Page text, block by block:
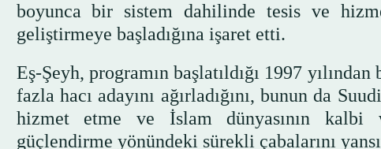
boyunca bir sistem dahilinde tesis ve
geliştirmeye başladığına işaret etti.
Eş-Şeyh, programın başlatıldığı 1997
fazla hacı adayını ağırladığını, bunun da
hizmet etme ve İslam dünyasının kalbi
güçlendirme yönündeki sürekli çabalarını